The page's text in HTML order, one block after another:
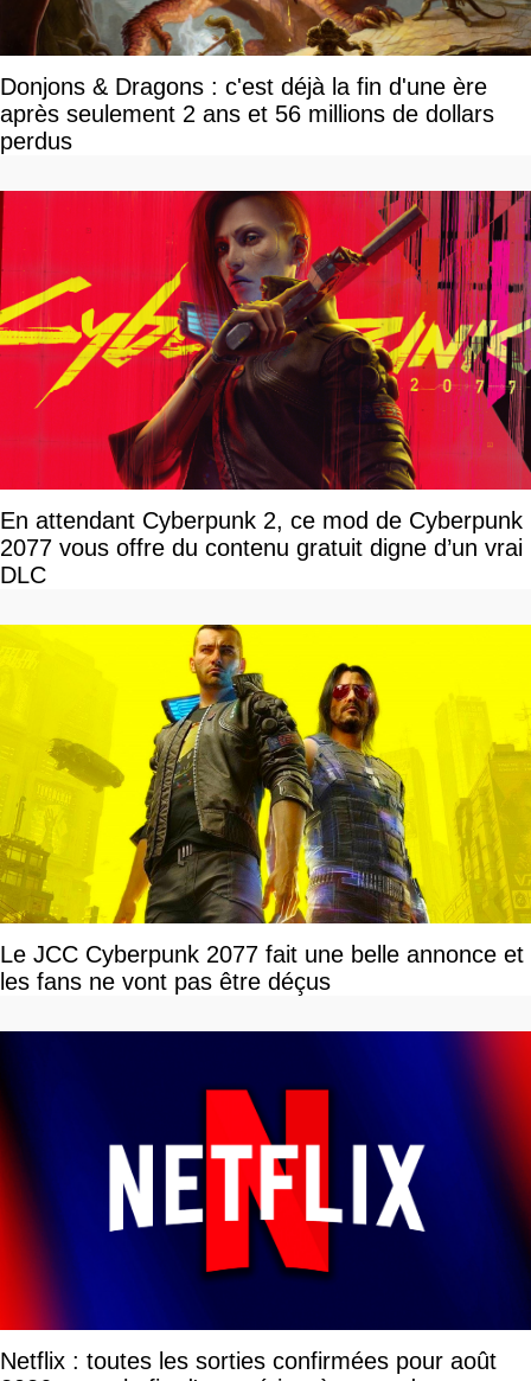
Donjons & Dragons : c'est déjà la fin d'une ère
après seulement 2 ans et 56 millions de dollars
perdus
En attendant Cyberpunk 2, ce mod de Cyberpunk
2077 vous offre du contenu gratuit digne d’un vrai
DLC
Le JCC Cyberpunk 2077 fait une belle annonce et
les fans ne vont pas être déçus
Netflix : toutes les sorties confirmées pour août